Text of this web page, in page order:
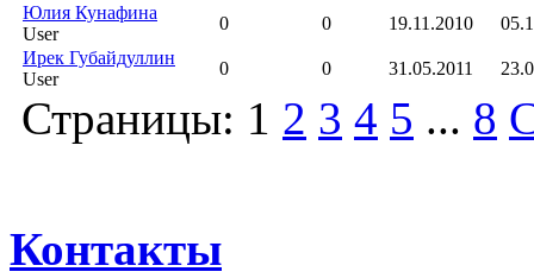
Юлия Кунафина
User
0 0 19.11.2010
Ирек Губайдуллин
User
0 0 31.05.2011
Страницы: 1 2 3 4 5 ... 8
Контакты